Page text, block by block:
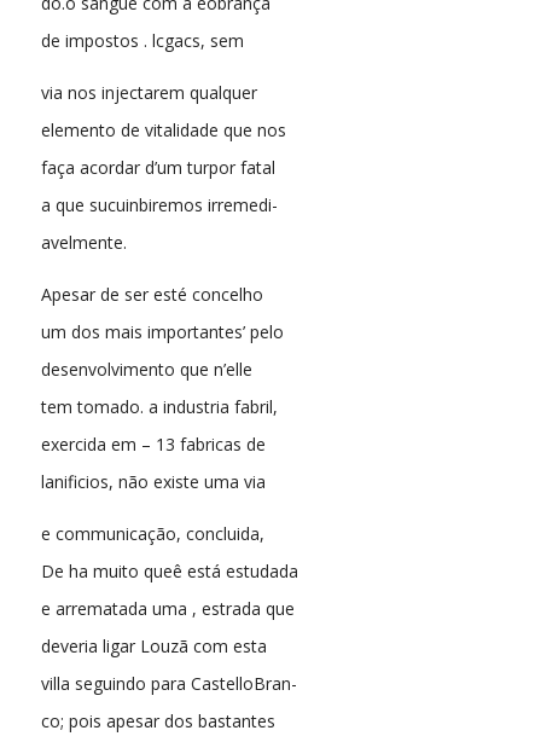
de impostos . lcgacs, sem
via nos injectarem qualquer
elemento de vitalidade que nos
faça acordar d’um turpor fatal
a que sucuinbiremos irremedi-
avelmente.
Apesar de ser esté concelho
um dos mais importantes’ pelo
desenvolvimento que n’elle
tem tomado. a industria fabril,
exercida em – 13 fabricas de
lanificios, não existe uma via
e communicação, concluida,
De ha muito queê está estudada
e arrematada uma , estrada que
deveria ligar Louzã com esta
villa seguindo para CastelloBran-
co; pois apesar dos bastantes